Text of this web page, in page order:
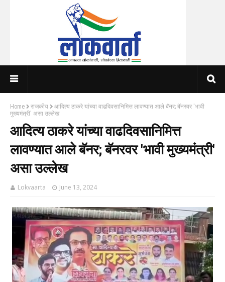
Home राजकीय
आदित्य ठाकरे यांच्या वाढदिवसानिमित्त लावण्यात आले बॅनर; बॅनरवर 'भावी
मुख्यमंत्री' असा उल्लेख
आदित्य ठाकरे यांच्या वाढदिवसानिमित्त
लावण्यात आले बॅनर; बॅनरवर 'भावी मुख्यमंत्री'
असा उल्लेख
Lokvaarta June 13, 2024